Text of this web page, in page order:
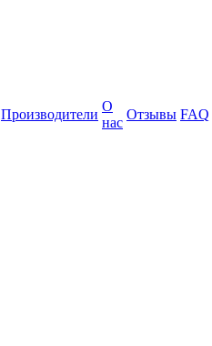
Производители
О
нас
Отзывы FAQ